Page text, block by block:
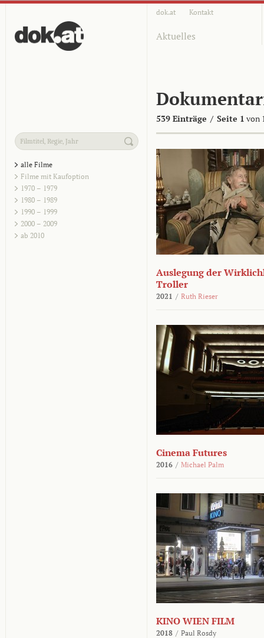
dok.at Kontakt
Aktuelles
539 Einträge / Seite 1 von
alle Filme
Filme mit Kaufoption
1970 – 1979
1980 – 1989
1990 – 1999
2000 – 2009
ab 2010
Auslegung der
Troller
2021 / Ruth Rieser
Cinema Futures
2016 / Michael Palm
KINO WIEN FILM
2018 / Paul Rosdy